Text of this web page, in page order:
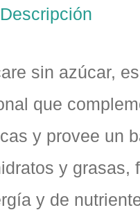
Descripción
sin azúcar,
que
y provee un
y grasas,
y de